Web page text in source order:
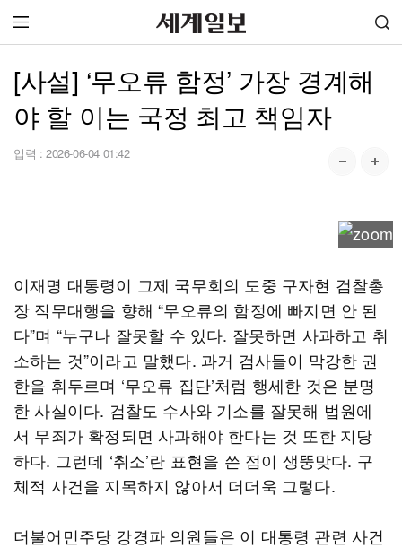
[사설] ‘무오류 함정’ 가장 경계해
야 할 이는 국정 최고 책임자
입력 : 2026-06-04 01:42
이재명 대통령이 그제 국무회의 도중 구자현 검찰총
장 직무대행을 향해 “무오류의 함정에 빠지면 안 된
다”며 “누구나 잘못할 수 있다. 잘못하면 사과하고 취
소하는 것”이라고 말했다. 과거 검사들이 막강한 권
한을 휘두르며 ‘무오류 집단’처럼 행세한 것은 분명
한 사실이다. 검찰도 수사와 기소를 잘못해 법원에
서 무죄가 확정되면 사과해야 한다는 것 또한 지당
하다. 그런데 ‘취소’란 표현을 쓴 점이 생뚱맞다. 구
체적 사건을 지목하지 않아서 더더욱 그렇다.
더불어민주당 강경파 의원들은 이 대통령 관련 사건